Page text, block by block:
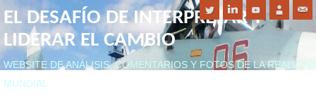
EL DESAFÍO DE INTERPRETAR Y
LIDERAR EL CAMBIO
WEBSITE DE ANÁLISIS, COMENTARIOS Y FOTOS DE LA REALIDAD
MUNDIAL